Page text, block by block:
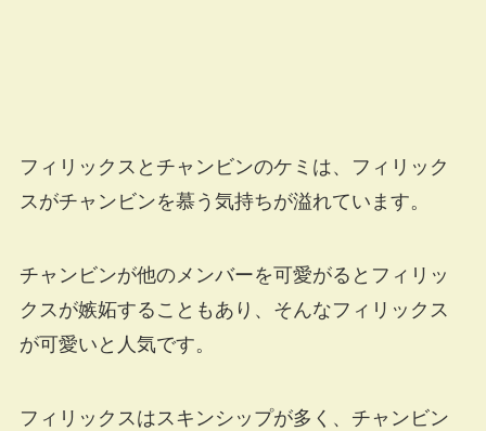
フィリックスとチャンビンのケミは、フィリック
スがチャンビンを慕う気持ちが溢れています。
チャンビンが他のメンバーを可愛がるとフィリッ
クスが嫉妬することもあり、そんなフィリックス
が可愛いと人気です。
フィリックスはスキンシップが多く、チャンビン